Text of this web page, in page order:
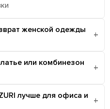
женской одежды
или комбинезон
лучше для офиса и